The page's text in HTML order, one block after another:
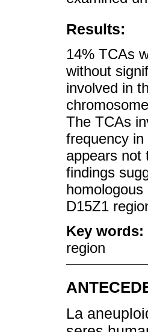
Results:
14% TCAs
without
involved in
The TCAs
frequency
appears not
findings
D15Z1
Key words:
region
La